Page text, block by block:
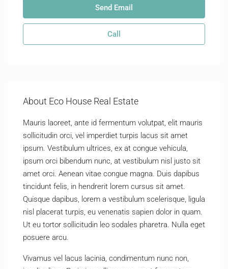
Send Email
Call
About Eco House Real Estate
Mauris laoreet, ante id fermentum volutpat, elit mauris
sollicitudin orci, vel imperdiet turpis lacus sit amet
ipsum. Vestibulum ultrices, ex at congue vehicula,
ipsum orci bibendum nunc, at vestibulum nisl justo sit
amet orci. Aenean vitae congue magna. Duis dapibus
tincidunt felis, in hendrerit lorem cursus sit amet.
Quisque dapibus, lorem a vestibulum scelerisque, ligula
nisl placerat turpis, eu venenatis sapien dolor in quam.
Ut eu tortor sollicitudin leo sodales pharetra. Nulla eget
posuere arcu.
Vivamus vel lacus lacinia, condimentum nunc non,